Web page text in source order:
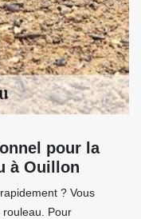
pour la
à Ouillon
? Vous
rouleau. Pour